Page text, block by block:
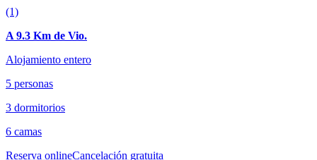
(1)
A 9.3 Km de Vio.
Alojamiento entero
5 personas
3 dormitorios
6 camas
Reserva onlineCancelación gratuita